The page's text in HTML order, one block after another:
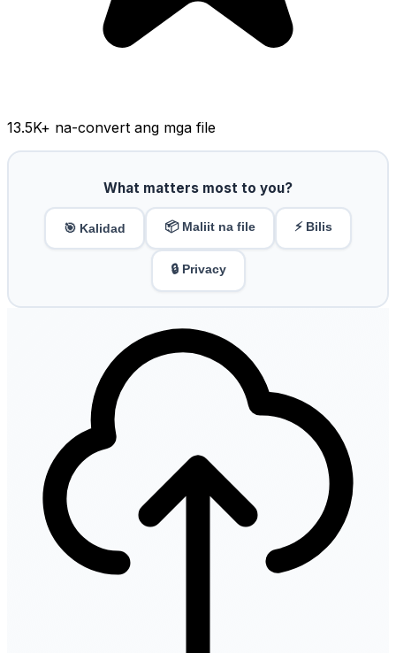
13.5K+ na-convert ang mga file
What matters most to you?
🎯 Kalidad 📦 Maliit na file ⚡ Bilis
🔒 Privacy